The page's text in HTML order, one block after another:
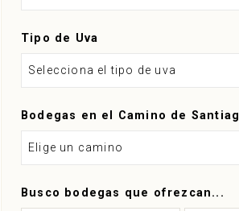
Tipo de Uva
Selecciona el tipo de uva
Bodegas en el Camino de
Elige un camino
Busco bodegas que ofrezcan...